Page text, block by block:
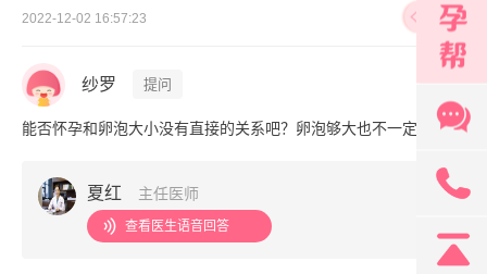
2022-12-02 16:57:23 36楼
纱罗 提问
能否怀孕和卵泡大小没有直接的关系吧？卵泡够大也不一定能怀上
夏红 主任医师
查看医生语音回答